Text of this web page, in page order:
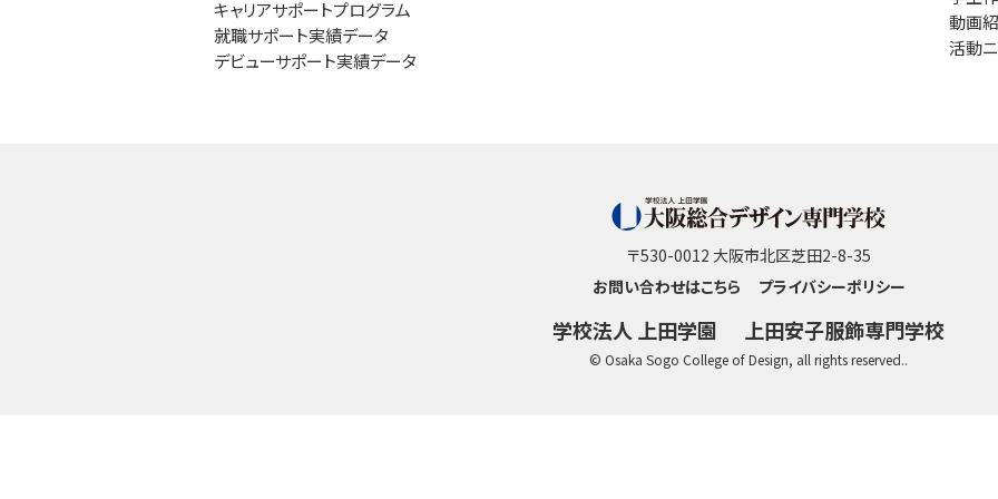
キャリアサポートプログラム
就職サポート実績データ
デビューサポート実績データ
動画
活動
〒530-0012 大阪市北区芝田2-8-35
お問い合わせはこちら
プライバシーポリシー
学校法人 上田学園 上田安子服飾専門学校
© Osaka Sogo College of Design, all rights reserved..